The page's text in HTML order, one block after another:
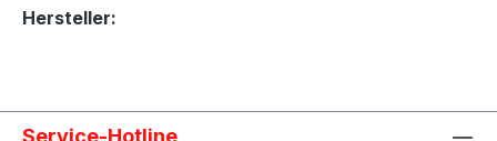
Hersteller:
Service-Hotline